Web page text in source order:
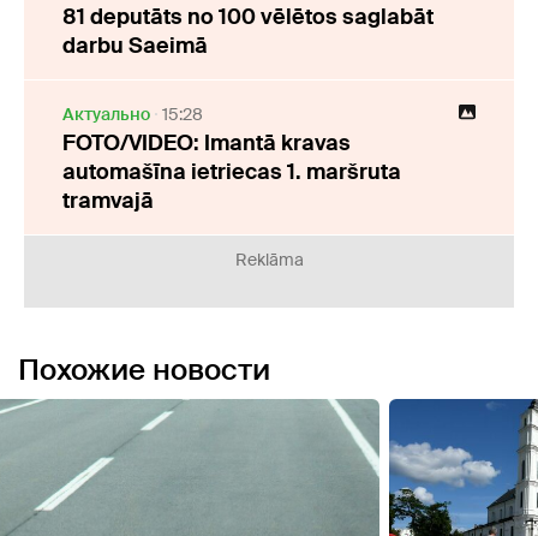
81 deputāts no 100 vēlētos saglabāt
darbu Saeimā
Актуально 15:28
FOTO/VIDEO: Imantā kravas
automašīna ietriecas 1. maršruta
tramvajā
Reklāma
Похожие новости